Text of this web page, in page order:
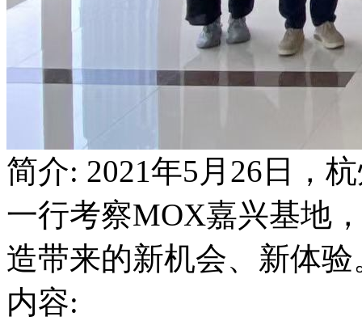
简介: 2021年5月26日，
一行考察MOX嘉兴基地
造带来的新机会、新体验
内容: